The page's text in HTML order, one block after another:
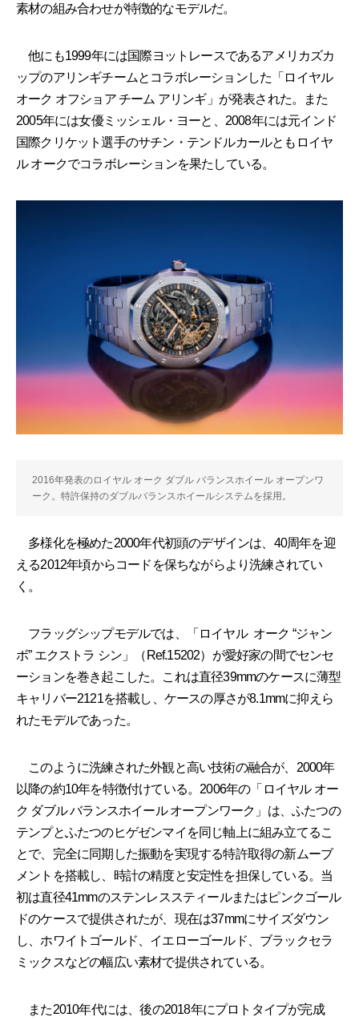
素材の組み合わせが特徴的なモデルだ。
他にも1999年には国際ヨットレースであるアメリカズカ
ップのアリンギチームとコラボレーションした「ロイヤル
オーク オフショア チーム アリンギ」が発表された。また
2005年には女優ミッシェル・ヨーと、2008年には元インド
国際クリケット選手のサチン・テンドルカールともロイヤ
ル オークでコラボレーションを果たしている。
2016年発表のロイヤル オーク ダブル バランスホイール オープンワ
ーク。特許保持のダブルバランスホイールシステムを採用。
多様化を極めた2000年代初頭のデザインは、40周年を迎
える2012年頃からコードを保ちながらより洗練されてい
く。
フラッグシップモデルでは、「ロイヤル オーク “ジャン
ボ” エクストラ シン」（Ref.15202）が愛好家の間でセンセ
ーションを巻き起こした。これは直径39mmのケースに薄型
キャリバー2121を搭載し、ケースの厚さが8.1mmに抑えら
れたモデルであった。
このように洗練された外観と高い技術の融合が、2000年
以降の約10年を特徴付けている。2006年の「ロイヤル オー
ク ダブル バランスホイール オープンワーク」は、ふたつの
テンプとふたつのヒゲゼンマイを同じ軸上に組み立てるこ
とで、完全に同期した振動を実現する特許取得の新ムーブ
メントを搭載し、時計の精度と安定性を担保している。当
初は直径41mmのステンレススティールまたはピンクゴール
ドのケースで提供されたが、現在は37mmにサイズダウン
し、ホワイトゴールド、イエローゴールド、ブラックセラ
ミックスなどの幅広い素材で提供されている。
また2010年代には、後の2018年にプロトタイプが完成